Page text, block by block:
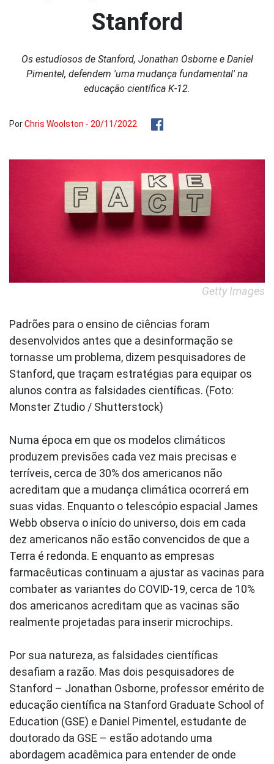
Stanford
Os estudiosos de Stanford, Jonathan Osborne e Daniel
Pimentel, defendem 'uma mudança fundamental' na
educação científica K-12.
PorChris Woolston - 20/11/2022
Getty Images
Padrões para o ensino de ciências foram
desenvolvidos antes que a desinformação se
tornasse um problema, dizem pesquisadores de
Stanford, que traçam estratégias para equipar os
alunos contra as falsidades científicas. (Foto:
Monster Ztudio / Shutterstock)
Numa época em que os modelos climáticos
produzem previsões cada vez mais precisas e
terríveis, cerca de 30% dos americanos não
acreditam que a mudança climática ocorrerá em
suas vidas. Enquanto o telescópio espacial James
Webb observa o início do universo, dois em cada
dez americanos não estão convencidos de que a
Terra é redonda. E enquanto as empresas
farmacêuticas continuam a ajustar as vacinas para
combater as variantes do COVID-19, cerca de 10%
dos americanos acreditam que as vacinas são
realmente projetadas para inserir microchips.
Por sua natureza, as falsidades científicas
desafiam a razão. Mas dois pesquisadores de
Stanford – Jonathan Osborne, professor emérito de
educação científica na Stanford Graduate School of
Education (GSE) e Daniel Pimentel, estudante de
doutorado da GSE – estão adotando uma
abordagem acadêmica para entender de onde